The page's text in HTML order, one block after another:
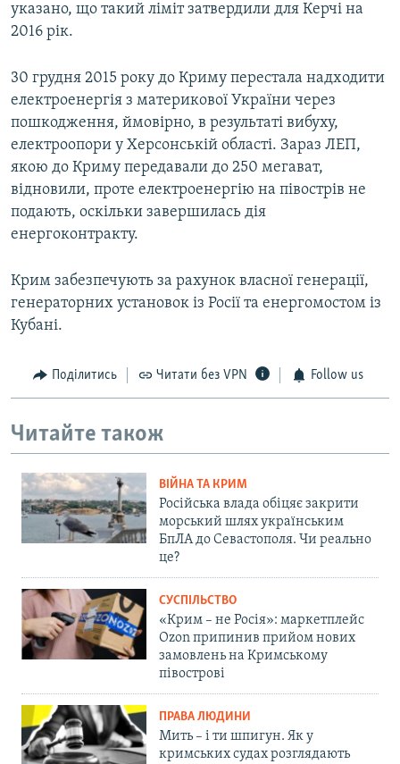
указано, що такий ліміт затвердили для Керчі на
2016 рік.
30 грудня 2015 року до Криму перестала надходити
електроенергія з материкової України через
пошкодження, ймовірно, в результаті вибуху,
електроопори у Херсонській області. Зараз ЛЕП,
якою до Криму передавали до 250 мегават,
відновили, проте електроенергію на півострів не
подають, оскільки завершилась дія
енергоконтракту.
Крим забезпечують за рахунок власної генерації,
генераторних установок із Росії та енергомостом із
Кубані.
Поділитись Читати без VPN Follow us
Читайте також
ВІЙНА ТА КРИМ
Російська влада обіцяє закрити
морський шлях українським
БпЛА до Севастополя. Чи реально
це?
СУСПІЛЬСТВО
«Крим – не Росія»: маркетплейс
Ozon припинив прийом нових
замовлень на Кримському
півострові
ПРАВА ЛЮДИНИ
Мить – і ти шпигун. Як у
кримських судах розглядають